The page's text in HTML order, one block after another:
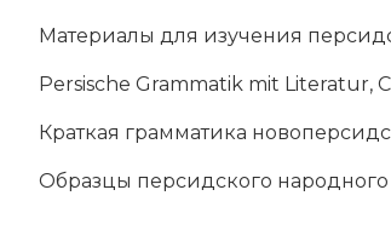
Ма­те­риа­лы для изу­че­ния
Persische Grammatik mit Literatur,
Крат­кая грам­ма­ти­ка
Об­раз­цы пер­сид­ско­го на­род­но­го